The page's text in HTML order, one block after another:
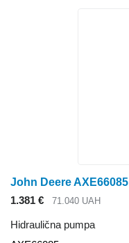
1.381 € 71.040 UAH
Hidraulična pumpa